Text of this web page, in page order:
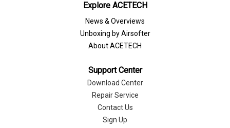
Explore ACETECH
News & Overviews
Unboxing by Airsofter
About ACETECH
Support Center
Download Center
Repair Service
Contact Us
Sign Up